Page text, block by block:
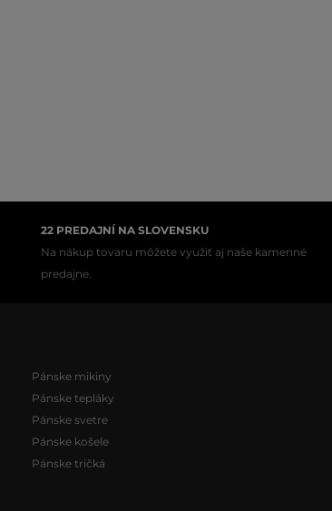
22 PREDAJNÍ NA SLOVENSKU
Na nákup tovaru môžete využiť aj naše kamenné
predajne.
Pánske mikiny
Pánske tepláky
Pánske svetre
Pánske košele
Pánske tričká